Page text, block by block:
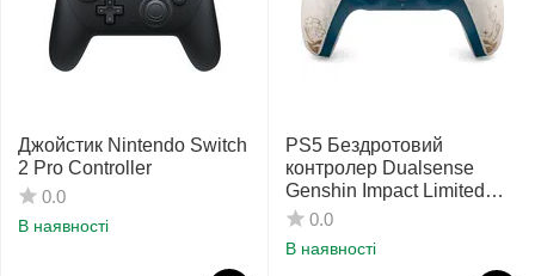
Джойстик Nintendo Switch
2 Pro Controller
0.0
В наявності
PS5 Бездротовий
контролер Dualsense
Genshin Impact Limited
Edition
0.0
В наявності